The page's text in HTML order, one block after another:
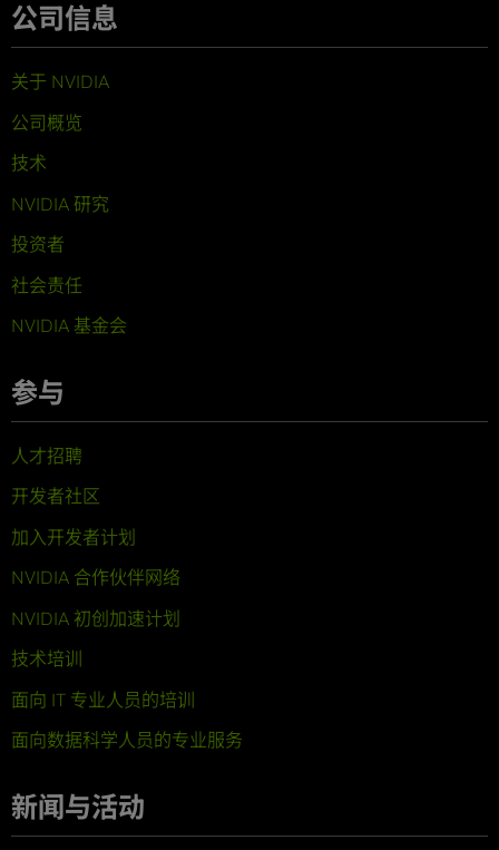
公司信息
关于 NVIDIA
公司概览
技术
NVIDIA 研究
投资者
社会责任
NVIDIA 基金会
参与
人才招聘
开发者社区
加入开发者计划
NVIDIA 合作伙伴网络
NVIDIA 初创加速计划
技术培训
面向 IT 专业人员的培训
面向数据科学人员的专业服务
新闻与活动